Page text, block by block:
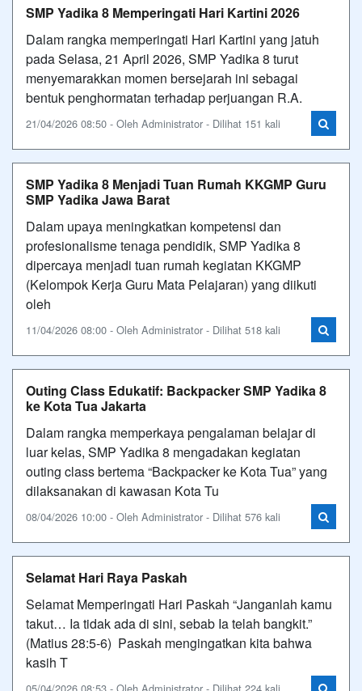
SMP Yadika 8 Memperingati Hari Kartini 2026
Dalam rangka memperingati Hari Kartini yang jatuh
pada Selasa, 21 April 2026, SMP Yadika 8 turut
menyemarakkan momen bersejarah ini sebagai
bentuk penghormatan terhadap perjuangan R.A.
21/04/2026 08:50 - Oleh Administrator - Dilihat 151 kali
SMP Yadika 8 Menjadi Tuan Rumah KKGMP Guru
SMP Yadika Jawa Barat
Dalam upaya meningkatkan kompetensi dan
profesionalisme tenaga pendidik, SMP Yadika 8
dipercaya menjadi tuan rumah kegiatan KKGMP
(Kelompok Kerja Guru Mata Pelajaran) yang diikuti
oleh
11/04/2026 08:00 - Oleh Administrator - Dilihat 518 kali
Outing Class Edukatif: Backpacker SMP Yadika 8
ke Kota Tua Jakarta
Dalam rangka memperkaya pengalaman belajar di
luar kelas, SMP Yadika 8 mengadakan kegiatan
outing class bertema “Backpacker ke Kota Tua” yang
dilaksanakan di kawasan Kota Tu
08/04/2026 10:00 - Oleh Administrator - Dilihat 576 kali
Selamat Hari Raya Paskah
Selamat Memperingati Hari Paskah “Janganlah kamu
takut… Ia tidak ada di sini, sebab Ia telah bangkit.”
(Matius 28:5-6) Paskah mengingatkan kita bahwa
kasih T